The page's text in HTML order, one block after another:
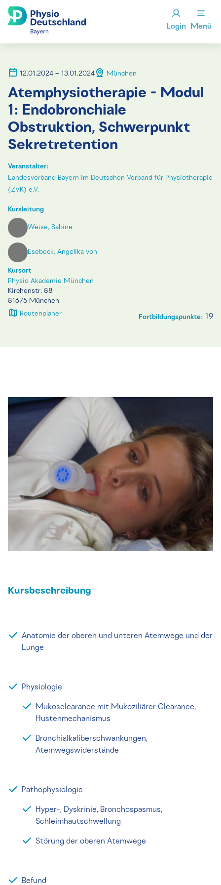
Login Menü
12.01.2024 – 13.01.2024 München
Atemphysiotherapie - Modul
1: Endobronchiale
Obstruktion, Schwerpunkt
Sekretretention
Veranstalter:
Landesverband Bayern im Deutschen Verband für Physiotherapie
(ZVK) e.V.
Kursleitung
Weise, Sabine
Esebeck, Angelika von
Kursort
Physio Akademie München
Kirchenstr. 88
81675 München
Routenplaner
Fortbildungspunkte: 19
Kursbeschreibung
Anatomie der oberen und unteren Atemwege und der
Lunge
Physiologie
Mukosclearance mit Mukoziliärer Clearance,
Hustenmechanismus
Bronchialkaliberschwankungen,
Atemwegswiderstände
Pathophysiologie
Hyper-, Dyskrinie, Bronchospasmus,
Schleimhautschwellung
Störung der oberen Atemwege
Befund